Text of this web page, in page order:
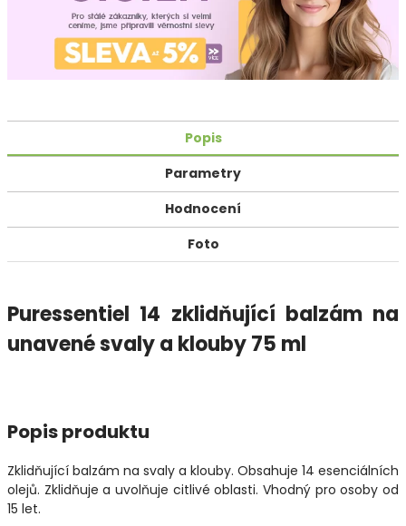
Popis
Parametry
Hodnocení
Foto
Puressentiel 14 zklidňující balzám na
unavené svaly a klouby 75 ml
Popis produktu
Zklidňující balzám na svaly a klouby. Obsahuje 14 esenciálních
olejů. Zklidňuje a uvolňuje citlivé oblasti. Vhodný pro osoby od
15 let.